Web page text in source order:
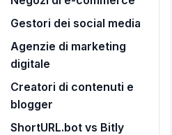
Gestori dei social media
Agenzie di marketing
digitale
Creatori di contenuti e
blogger
ShortURL.bot vs Bitly